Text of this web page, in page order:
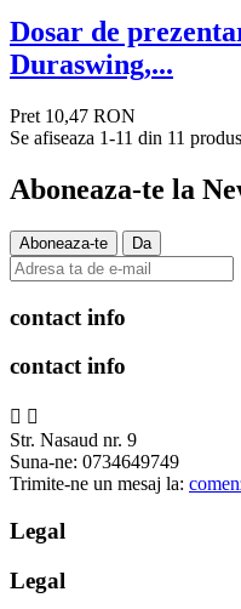
Dosar de
Duraswing,...
Pret 10,47 RON
Se afiseaza 1-11 din 11
Aboneaza-te la
contact info
contact info
 
Str. Nasaud nr. 9
Suna-ne: 0734649749
Trimite-ne un mesaj la:
Legal
Legal